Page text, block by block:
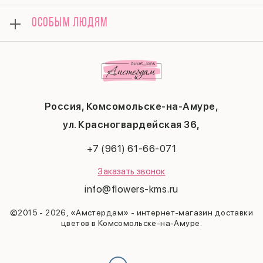
Россия, Комсомольске-на-Амуре,
ул. Красногвардейская 36,
+7 (961) 61-66-071
Заказать звонок
info@flowers-kms.ru
©2015 - 2026, «Амстердам» - интернет-магазин доставки
цветов в Комсомольске-на-Амуре.
Вопросы и ответы
Контакты
Соглашение на получение рекламы
Композиции
Подарки
Поводы
Комбо-предложения
14 февраля
День матери
23 февраля
Последний звонок
ОСОБЫМ ЛЮДЯМ